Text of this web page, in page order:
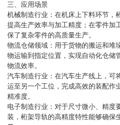
三、应用场景
机械制造行业：在机床上下料环节，
提高生产效率与加工精度；在零件加
保了复杂零件的高质量生产。
物流仓储领域：用于货物的搬运和堆
物运输到指定位置，实现自动化仓储
物流效率。
汽车制造行业：在汽车生产线上，可
运至另一个工位，完成高效的装配作
精准度。
电子制造行业：对于尺寸微小、精度
装，桁架导轨的高精度特性能够确保